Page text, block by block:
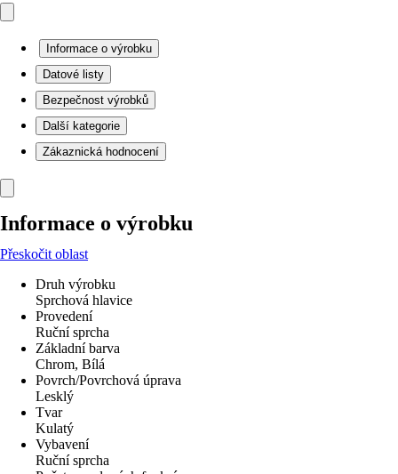
Informace o výrobku
Datové listy
Bezpečnost výrobků
Další kategorie
Zákaznická hodnocení
Informace o výrobku
Přeskočit oblast
Druh výrobku
Sprchová hlavice
Provedení
Ruční sprcha
Základní barva
Chrom, Bílá
Povrch/Povrchová úprava
Lesklý
Tvar
Kulatý
Vybavení
Ruční sprcha